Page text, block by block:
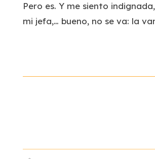
Pero es. Y me siento
mi jefa,… bueno, no se va: la